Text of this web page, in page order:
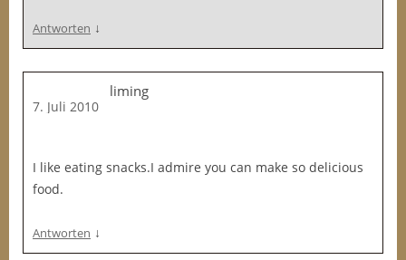
Antworten ↓
liming
7. Juli 2010
I like eating snacks.I admire you can make so delicious
food.
Antworten ↓